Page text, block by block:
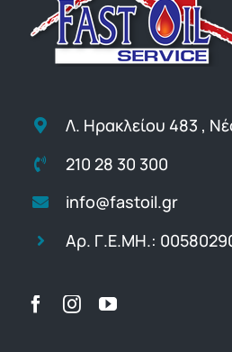
Λ. Ηρακλείου 483 ,
210 28 30 300
info@fastoil.gr
Αρ. Γ.Ε.ΜΗ.: